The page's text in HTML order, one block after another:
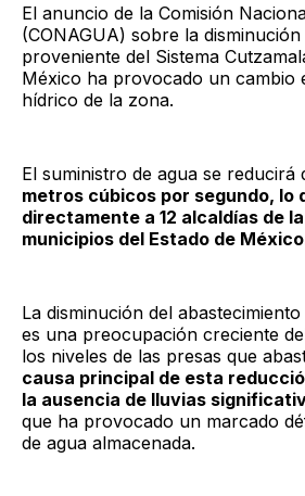
El anuncio de la Comisión
(CONAGUA) sobre la
proveniente del Sistema
México ha provocado un cambio
hídrico de la zona.
El suministro de agua se reducirá
metros cúbicos por segundo, lo
directamente a 12 alcaldías de
municipios del Estado de
La disminución del abastecimiento
es una preocupación creciente
los niveles de las presas que
causa principal de esta
la ausencia de lluvias
que ha provocado un marcado
de agua almacenada.